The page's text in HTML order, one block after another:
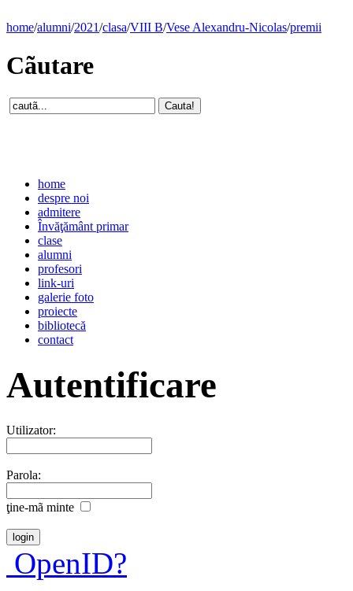
home/alumni/2021/clasa/VIII B/Vese Alexandru-Nicolas/premii
Cãutare
home
despre noi
admitere
Învăţământ primar
clase
alumni
profesori
link-uri
galerie foto
proiecte
bibliotecă
contact
Autentificare
Utilizator:
Parola:
ţine-mã minte
OpenID?